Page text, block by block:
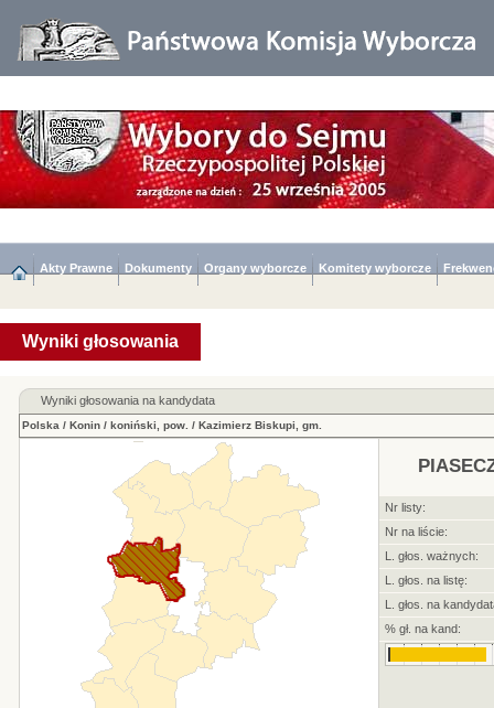
Akty Prawne Dokumenty Organy wyborcze Komitety wyborcze
Wyniki głosowania
Wyniki głosowania na kandydata
Polska / Konin/ koniński, pow. / Kazimierz Biskupi, gm.
Nr listy:
Nr na liście:
L. głos. ważnych:
L. głos. na listę:
L. głos. na
% gł. na kand: